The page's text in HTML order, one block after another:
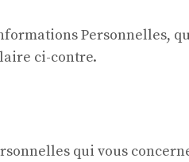
Personnelles,
ci-contre.
qui vous